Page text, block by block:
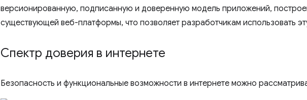
версионированную, подписанную и доверенную модель приложений,
существующей веб-платформы, что позволяет разработчикам использовать
Спектр доверия в интернете
Безопасность и функциональные возможности в интернете можно